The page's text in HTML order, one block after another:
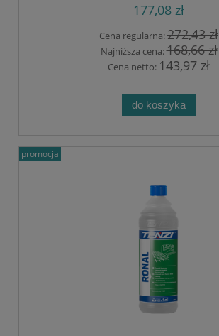
177,08 zł
Cena regularna:272,43 zł
Najniższa cena:168,66 zł
Cena netto: 143,97 zł
do koszyka
promocja